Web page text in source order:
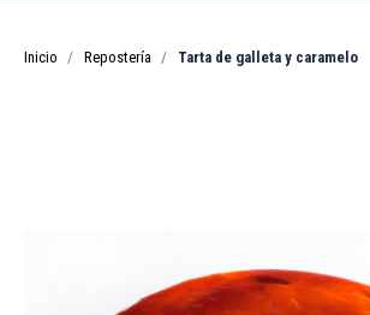
Inicio Repostería Tarta de galleta y caramelo